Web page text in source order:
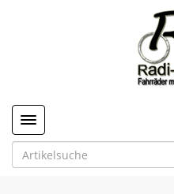
Toggle navigation